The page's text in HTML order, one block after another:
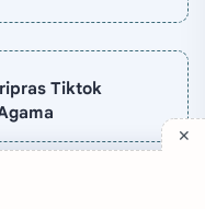
Tiktok